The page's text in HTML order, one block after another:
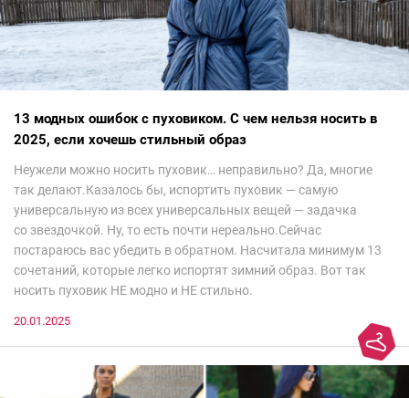
13 модных ошибок с пуховиком. С чем нельзя носить в
2025, если хочешь стильный образ
Неужели можно носить пуховик… неправильно? Да, многие
так делают.Казалось бы, испортить пуховик — самую
универсальную из всех универсальных вещей — задачка
со звездочкой. Ну, то есть почти нереально.Сейчас
постараюсь вас убедить в обратном. Насчитала минимум 13
сочетаний, которые легко испортят зимний образ. Вот так
носить пуховик НЕ модно и НЕ стильно.
20.01.2025